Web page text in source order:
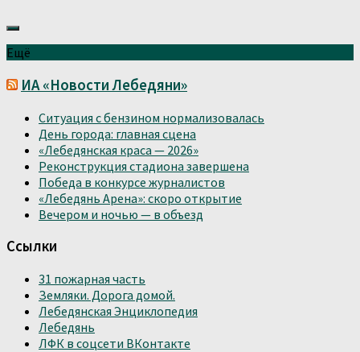
Ещё
ИА «Новости Лебедяни»
Ситуация с бензином нормализовалась
День города: главная сцена
«Лебедянская краса — 2026»
Реконструкция стадиона завершена
Победа в конкурсе журналистов
«Лебедянь Арена»: скоро открытие
Вечером и ночью — в объезд
Ссылки
31 пожарная часть
Земляки. Дорога домой.
Лебедянская Энциклопедия
Лебедянь
ЛФК в соцсети ВКонтакте